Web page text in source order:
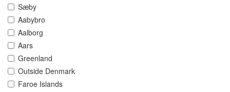
Sæby
Aabybro
Aalborg
Aars
Greenland
Outside Denmark
Faroe Islands